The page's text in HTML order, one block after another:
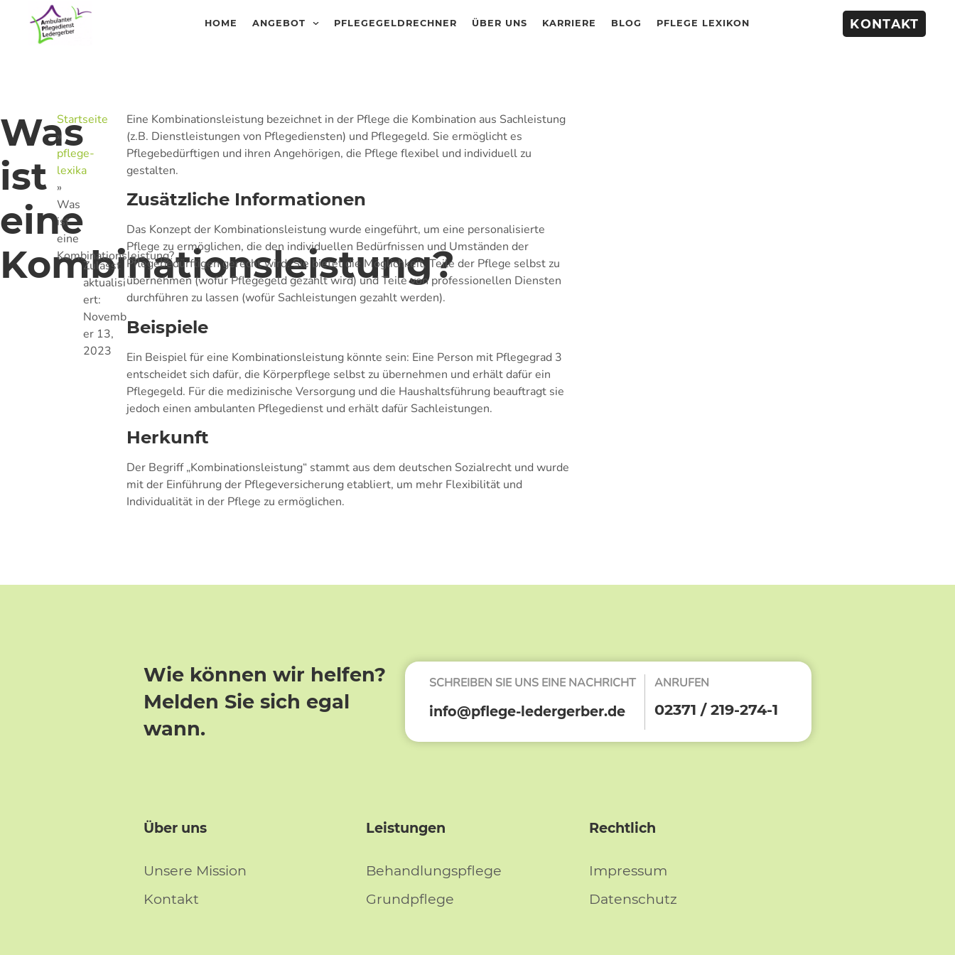
HOME ANGEBOT PFLEGEGELDRECHNER ÜBER UNS KARRIERE BLOG PFLEGE LEXIKON KONTAKT
Was
ist
eine
Kombinationsleistung?
Startseite
»
pflege-
lexika
»
Was
ist
eine
Kombinationsleistung?
Zulässt
aktualisi
ert:
Novemb
er 13,
2023
Eine Kombinationsleistung bezeichnet in der Pflege die Kombination aus Sachleistung
(z.B. Dienstleistungen von Pflegediensten) und Pflegegeld. Sie ermöglicht es
Pflegebedürftigen und ihren Angehörigen, die Pflege flexibel und individuell zu
gestalten.
Zusätzliche Informationen
Das Konzept der Kombinationsleistung wurde eingeführt, um eine personalisierte
Pflege zu ermöglichen, die den individuellen Bedürfnissen und Umständen der
Pflegebedürftigen gerecht wird. Sie bietet die Möglichkeit, Teile der Pflege selbst zu
übernehmen (wofür Pflegegeld gezahlt wird) und Teile von professionellen Diensten
durchführen zu lassen (wofür Sachleistungen gezahlt werden).
Beispiele
Ein Beispiel für eine Kombinationsleistung könnte sein: Eine Person mit Pflegegrad 3
entscheidet sich dafür, die Körperpflege selbst zu übernehmen und erhält dafür ein
Pflegegeld. Für die medizinische Versorgung und die Haushaltsführung beauftragt sie
jedoch einen ambulanten Pflegedienst und erhält dafür Sachleistungen.
Herkunft
Der Begriff „Kombinationsleistung“ stammt aus dem deutschen Sozialrecht und wurde
mit der Einführung der Pflegeversicherung etabliert, um mehr Flexibilität und
Individualität in der Pflege zu ermöglichen.
Wie können wir helfen?
Melden Sie sich egal
wann.
SCHREIBEN SIE UNS EINE NACHRICHT
info@pflege-ledergerber.de
ANRUFEN
02371 / 219-274-1
Über uns
Unsere Mission
Kontakt
Leistungen
Behandlungspflege
Grundpflege
Rechtlich
Impressum
Datenschutz